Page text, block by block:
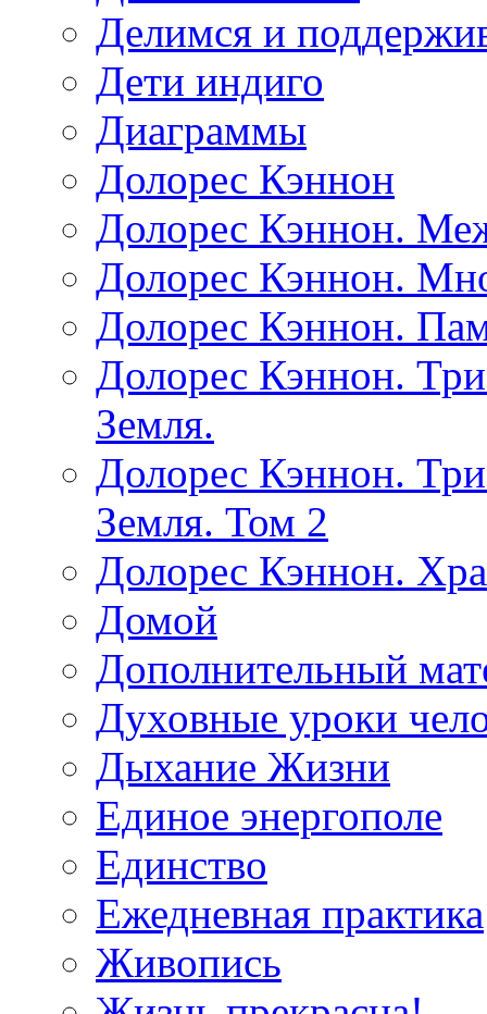
Делимся и
Дети индиго
Диаграммы
Долорес Кэннон
Долорес Кэннон.
Долорес Кэннон.
Долорес Кэннон.
Долорес Кэннон.
Земля.
Долорес Кэннон.
Земля. Том 2
Долорес Кэннон.
Домой
Дополнительный
Духовные уроки
Дыхание Жизни
Единое энергополе
Единство
Ежедневная практика
Живопись